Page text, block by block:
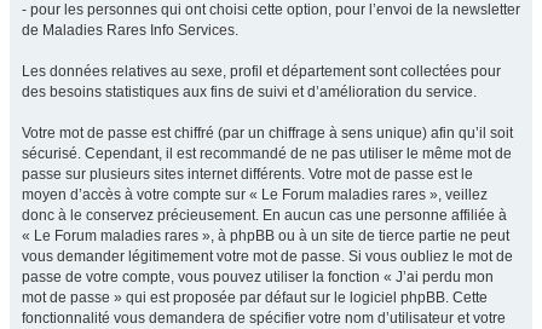
- pour les personnes qui ont choisi cette option, pour l’envoi de la newsletter
de Maladies Rares Info Services.
Les données relatives au sexe, profil et département sont collectées pour
des besoins statistiques aux fins de suivi et d’amélioration du service.
Votre mot de passe est chiffré (par un chiffrage à sens unique) afin qu’il soit
sécurisé. Cependant, il est recommandé de ne pas utiliser le même mot de
passe sur plusieurs sites internet différents. Votre mot de passe est le
moyen d’accès à votre compte sur « Le Forum maladies rares », veillez
donc à le conservez précieusement. En aucun cas une personne affiliée à
« Le Forum maladies rares », à phpBB ou à un site de tierce partie ne peut
vous demander légitimement votre mot de passe. Si vous oubliez le mot de
passe de votre compte, vous pouvez utiliser la fonction « J’ai perdu mon
mot de passe » qui est proposée par défaut sur le logiciel phpBB. Cette
fonctionnalité vous demandera de spécifier votre nom d’utilisateur et votre